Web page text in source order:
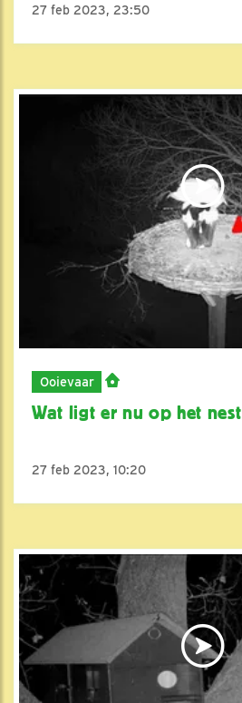
27 feb 2023, 23:50
Ooievaar
Wat ligt er nu op het nest
27 feb 2023, 10:20